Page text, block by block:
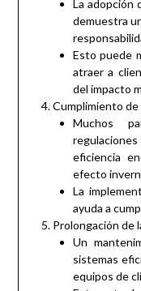
La adopción
demuestra
Esto puede
atraer a
del impacto
Cumplimiento
Muchos
eficiencia
efecto
La
ayuda a
Prolongación de
Un
sistemas
equipos de